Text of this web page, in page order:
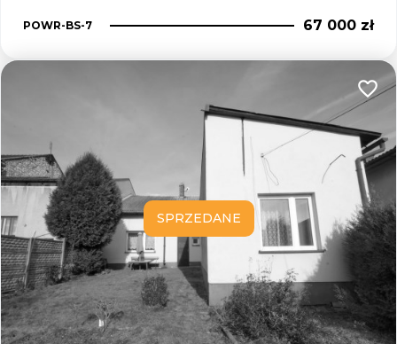
POWR-BS-7 67 000 zł
SPRZEDANE